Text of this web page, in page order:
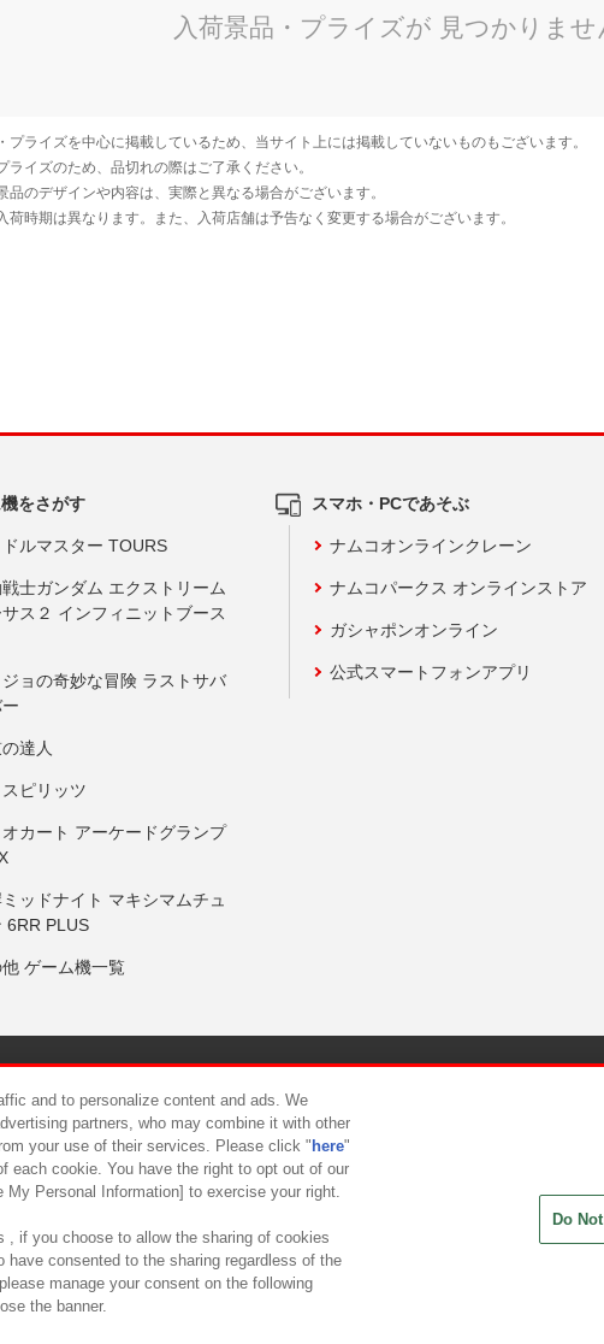
をさがす
ルマスター TOURS
士ガンダム エクストリーム
ス２ インフィニットブース
ョの奇妙な冒険 ラストサバ
達人
ピリッツ
カート アーケードグランプ
ッドナイト マキシマムチュ
6RR PLUS
ゲーム機一覧
スマホ・PCであそぶ
ナムコオンラインクレーン
ナムコパークス オンラインストア
ガシャポンオンライン
公式スマートフォンアプリ
について カスタマーハラスメント対応方針
and to personalize content and ads. We
partners, who may combine it with other
your use of their services. Please click " here"
each cookie. You have the right to opt out of our
Personal Information] to exercise your right.
, if you choose to allow the sharing of cookies
have consented to the sharing regardless of the
manage your consent on the following
the banner.
Do